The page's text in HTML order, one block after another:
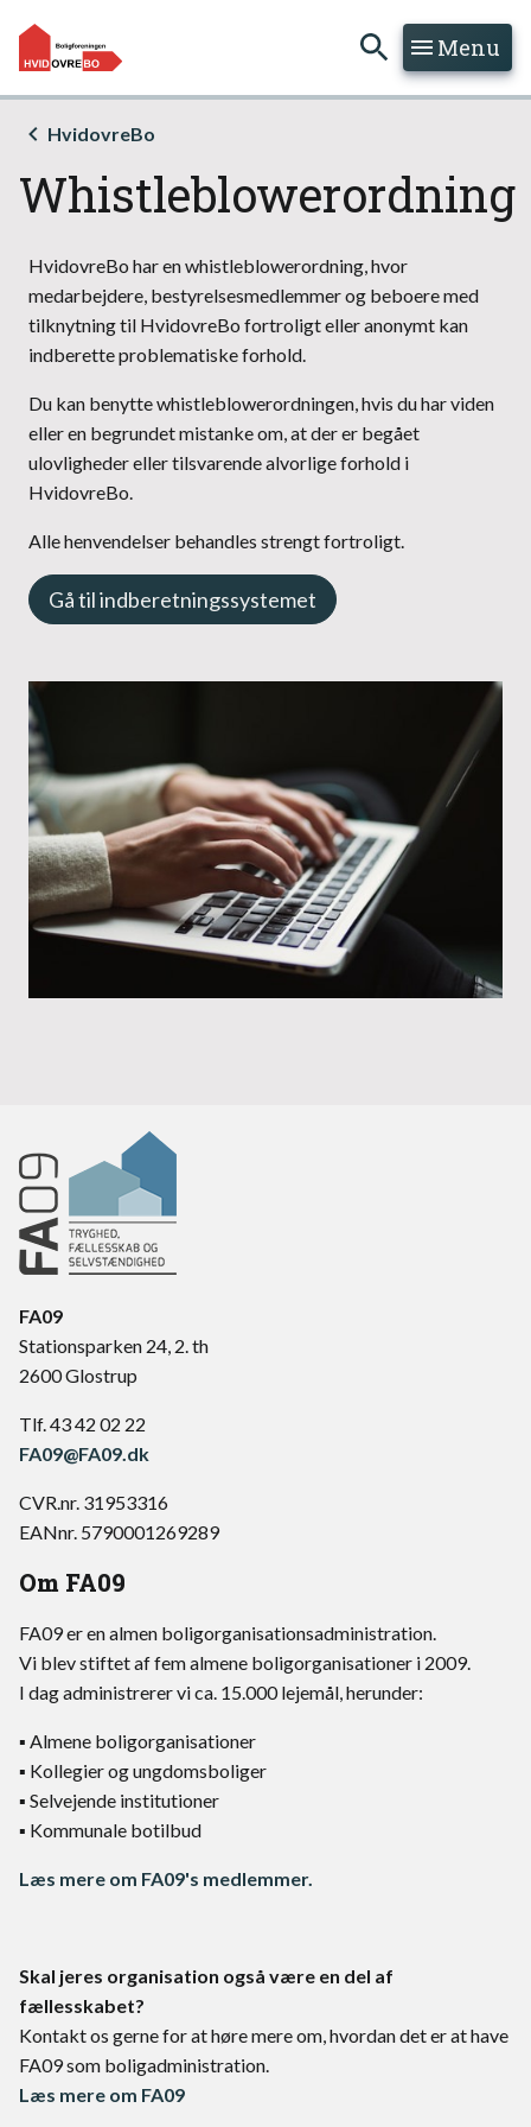
Hop til indhold
Hop til søgning Menu
HvidovreBo
Whistleblowerordning
HvidovreBo har en whistleblowerordning, hvor
medarbejdere, bestyrelsesmedlemmer og beboere med
tilknytning til HvidovreBo fortroligt eller anonymt kan
indberette problematiske forhold.
Du kan benytte whistleblowerordningen, hvis du har viden
eller en begrundet mistanke om, at der er begået
ulovligheder eller tilsvarende alvorlige forhold i
HvidovreBo.
Alle henvendelser behandles strengt fortroligt.
Gå til indberetningssystemet
FA09
Stationsparken 24, 2. th
2600 Glostrup
Tlf. 43 42 02 22
FA09@FA09.dk
CVR.nr. 31953316
EANnr. 5790001269289
Om FA09
FA09 er en almen boligorganisationsadministration.
Vi blev stiftet af fem almene boligorganisationer i 2009.
I dag administrerer vi ca. 15.000 lejemål, herunder:
▪ Almene boligorganisationer
▪ Kollegier og ungdomsboliger
▪ Selvejende institutioner
▪ Kommunale botilbud
Læs mere om FA09's medlemmer.
Skal jeres organisation også være en del af
fællesskabet?
Kontakt os gerne for at høre mere om, hvordan det er at have
FA09 som boligadministration.
Læs mere om FA09